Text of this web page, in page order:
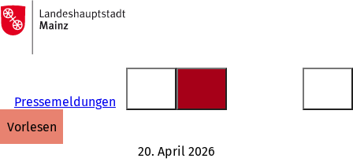
Inhalt anspringen
Zur
Startseite
Pressemeldungen
vorlesen
20. April 2026